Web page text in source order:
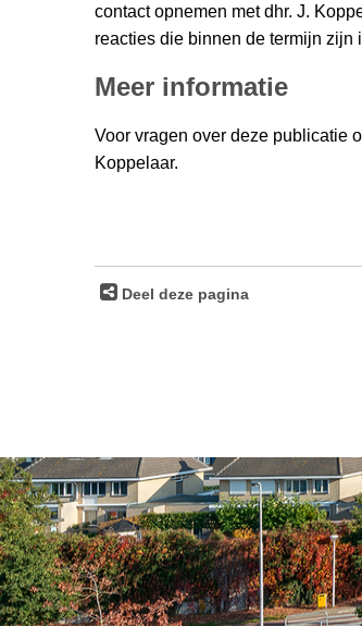
contact opnemen met dhr. J.
reacties die binnen de termijn
Meer informatie
Voor vragen over deze publicatie
Koppelaar.
Deel deze pagina